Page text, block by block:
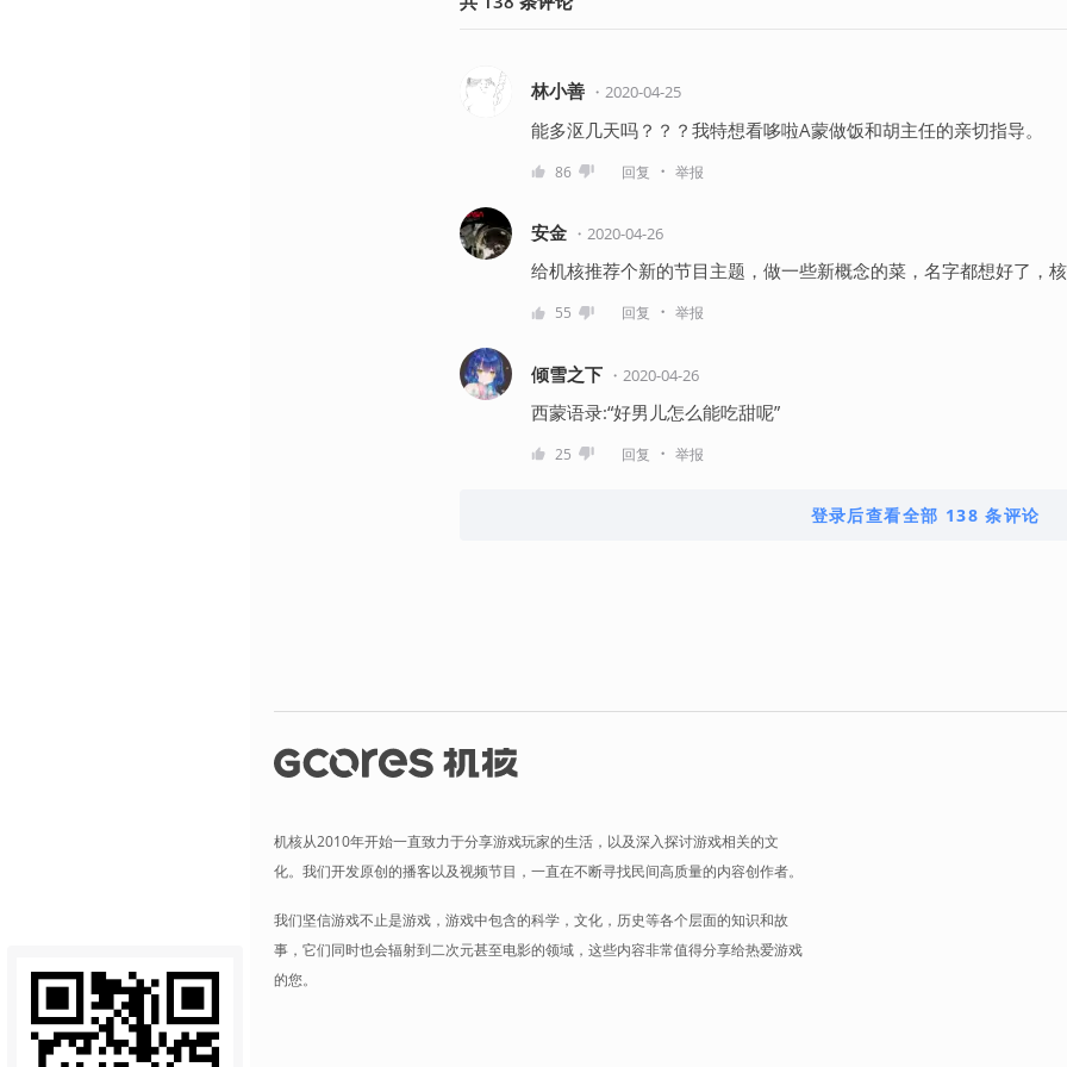
林小善 ・ 2020-04-25
能多沤几天吗？？？我特想看哆啦A蒙做饭和胡主任的亲切指导。
86 回复 ・ 举报
安金 ・ 2020-04-26
给机核推荐个新的节目主题，做一些新概念的菜，名字都想好了，核
55 回复 ・ 举报
倾雪之下 ・ 2020-04-26
西蒙语录:“好男儿怎么能吃甜呢”
25 回复 ・ 举报
登录后查看全部 138 条评论
机核从2010年开始一直致力于分享游戏玩家的生活，以及深入探讨游戏相关的文
化。我们开发原创的播客以及视频节目，一直在不断寻找民间高质量的内容创作者。
我们坚信游戏不止是游戏，游戏中包含的科学，文化，历史等各个层面的知识和故
事，它们同时也会辐射到二次元甚至电影的领域，这些内容非常值得分享给热爱游戏
的您。